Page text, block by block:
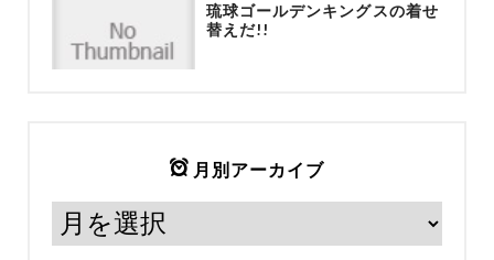
琉球ゴールデンキングスの着せ
替えだ!!
月別アーカイブ